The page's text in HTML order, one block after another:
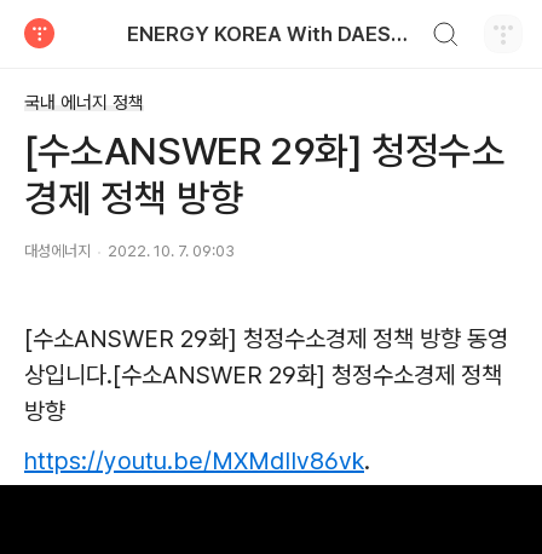
ENERGY KOREA With DAESUNG ENERGY
국내 에너지 정책
[수소ANSWER 29화] 청정수소
경제 정책 방향
대성에너지 2022. 10. 7. 09:03
[수소ANSWER 29화] 청정수소경제 정책 방향 동영
상입니다.[수소ANSWER 29화] 청정수소경제 정책
방향
https://youtu.be/MXMdIIv86vk.